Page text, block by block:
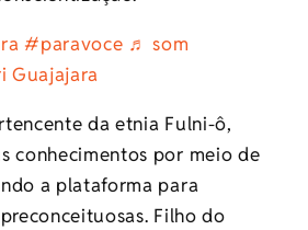
#paravoce ♬ som
Guajajara
da etnia Fulni-ô,
conhecimentos por meio de
a plataforma para
Filho do